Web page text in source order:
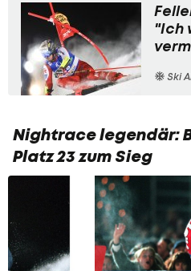
"Ich
Ski
Nightrace legendär:
Platz 23 zum Sieg